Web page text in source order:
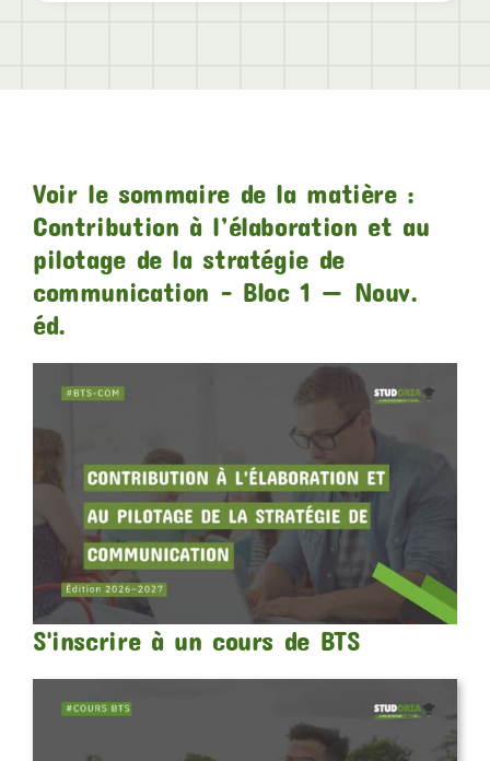
Voir le sommaire de la matière :
Contribution à l’élaboration et au
pilotage de la stratégie de
communication – Bloc 1 — Nouv.
éd.
S'inscrire à un cours de BTS